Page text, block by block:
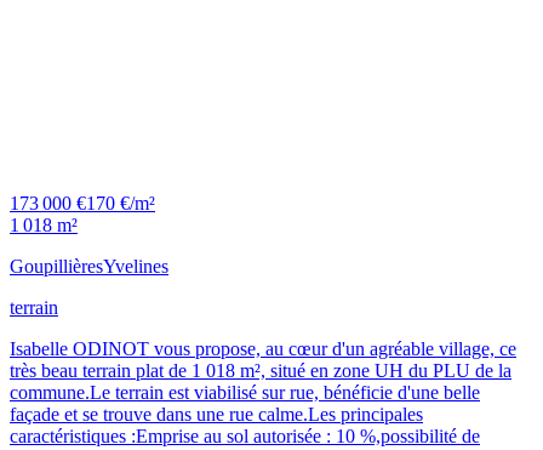
173 000 €170 €/m²
1 018 m²
GoupillièresYvelines
terrain
Isabelle ODINOT vous propose, au cœur d'un agréable village, ce
très beau terrain plat de 1 018 m², situé en zone UH du PLU de la
commune.Le terrain est viabilisé sur rue, bénéficie d'une belle
façade et se trouve dans une rue calme.Les principales
caractéristiques :Emprise au sol autorisée : 10 %,possibilité de